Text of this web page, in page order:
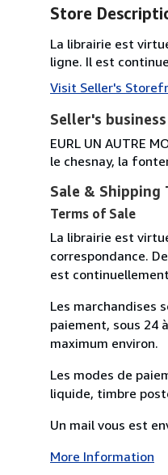
Store
La librairie est
ligne. Il est
Visit Seller's
Seller's
EURL UN AUTRE
le chesnay, la
Sale & Shipping
Terms of Sale
La librairie est
correspondance.
est
Les marchandises
paiement, sous 24
maximum environ.
Les modes de
liquide, timbre
Un mail vous est
More Information